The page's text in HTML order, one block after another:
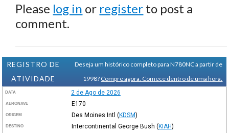
Please log in or register to post a
comment.
REGISTRO DE
ATIVIDADE
Deseja um histórico completo para N780NC a partir de
1998? Compre agora. Comece dentro de uma hora.
DATA 2 de Ago de 2026
AERONAVE E170
ORIGEM Des Moines Intl (KDSM)
DESTINO Intercontinental George Bush (KIAH)